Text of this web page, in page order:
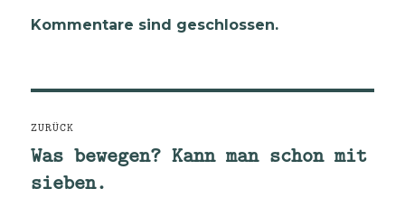
Kommentare sind geschlossen.
ZURÜCK
Vorheriger
Beitrag:
Was bewegen? Kann man schon mit
sieben.